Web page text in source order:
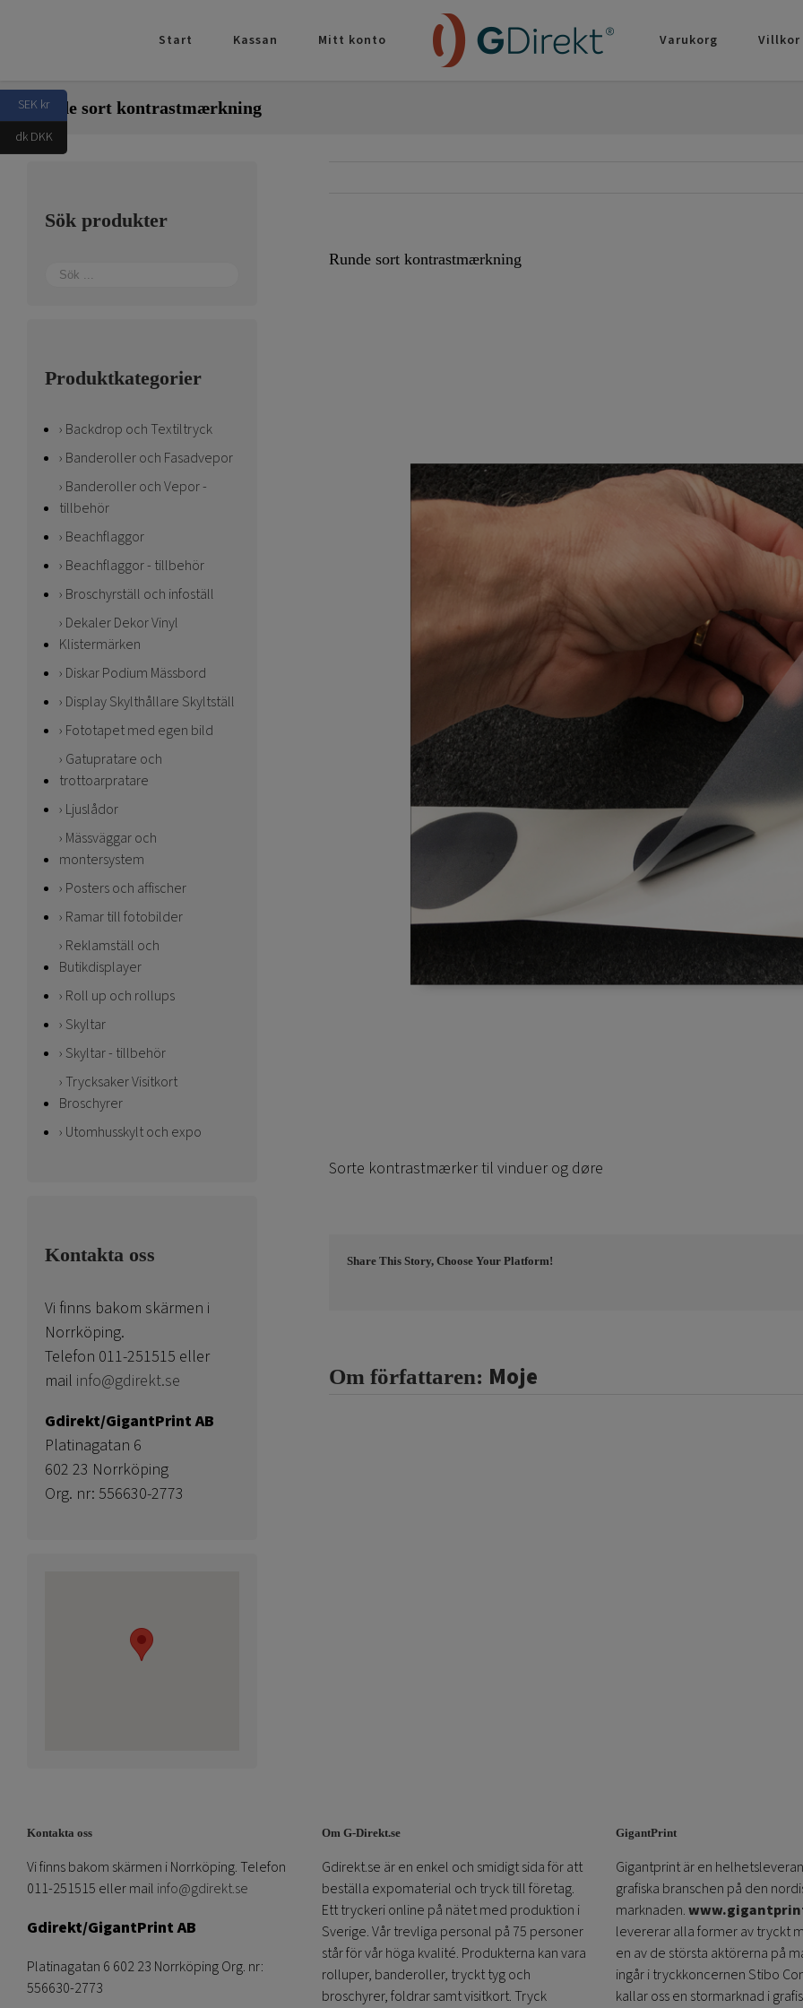
Start Kassan Mitt konto Varukorg Villkor
Runde sort kontrastmærkning
Runde sort kontrastmærkning
Sorte kontrastmærker til vinduer og døre
Share This Story, Choose Your Platform!
Om författaren: Moje
Sök produkter
Produktkategorier
Backdrop och Textiltryck
Banderoller och Fasadvepor
Banderoller och Vepor -
tillbehör
Beachflaggor
Beachflaggor - tillbehör
Broschyrställ och infoställ
Dekaler Dekor Vinyl
Klistermärken
Diskar Podium Mässbord
Display Skylthållare Skyltställ
Fototapet med egen bild
Gatupratare och
trottoarpratare
Ljuslådor
Mässväggar och
montersystem
Posters och affischer
Ramar till fotobilder
Reklamställ och
Butikdisplayer
Roll up och rollups
Skyltar
Skyltar - tillbehör
Trycksaker Visitkort
Broschyrer
Utomhusskylt och expo
Kontakta oss
Vi finns bakom skärmen i
Norrköping.
Telefon 011-251515 eller
mail info@gdirekt.se
Gdirekt/GigantPrint AB
Platinagatan 6
602 23 Norrköping
Org. nr: 556630-2773
Kontakta oss
Vi finns bakom skärmen i Norrköping. Telefon
011-251515 eller mail info@gdirekt.se
Gdirekt/GigantPrint AB
Platinagatan 6 602 23 Norrköping Org. nr:
556630-2773
Om G-Direkt.se
Gdirekt.se är en enkel och smidigt sida för att
beställa expomaterial och tryck till företag.
Ett tryckeri online på nätet med produktion i
Sverige. Vår trevliga personal på 75 personer
står för vår höga kvalité. Produkterna kan vara
rolluper, banderoller, tryckt tyg och
broschyrer, foldrar samt visitkort. Tryck
GigantPrint
Gigantprint är en
grafiska branschen på den
marknaden.
levererar alla former av tryckt
en av de största aktörerna på
ingår i tryckkoncernen Stibo
kallar oss en stormarknad i
SEK kr
dk DKK